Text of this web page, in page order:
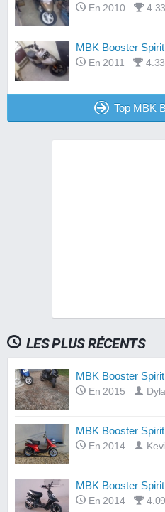
En 2010 4.33
MBK Booster
En 2011 4.33
Top MBK
LES PLUS RÉCENTS
MBK Booster
En 2015
MBK Booster
En 2014
MBK Booster
En 2014 4.09